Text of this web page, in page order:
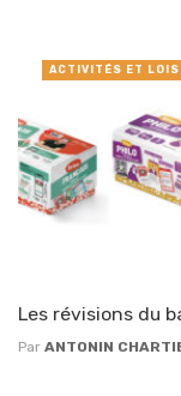
Les révisions du
Par ANTONIN
ACTIVITÉS ET